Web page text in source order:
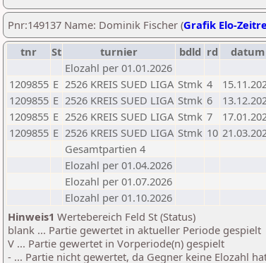
Pnr:149137 Name: Dominik Fischer (Grafik Elo-
tnr
St turnier bdld rd datum
Elozahl per 01.01.2026
1209855 E 2526 KREIS SUED LIGA Stmk 4
1209855 E 2526 KREIS SUED LIGA Stmk 6
1209855 E 2526 KREIS SUED LIGA Stmk 7
1209855 E 2526 KREIS SUED LIGA Stmk 10
Gesamtpartien 4
Elozahl per 01.04.2026
Elozahl per 01.07.2026
Elozahl per 01.10.2026
Hinweis1 Wertebereich Feld St (Status)
blank ... Partie gewertet in aktueller Periode gespielt
V ... Partie gewertet in Vorperiode(n) gespielt
- ... Partie nicht gewertet, da Gegner keine Elozahl